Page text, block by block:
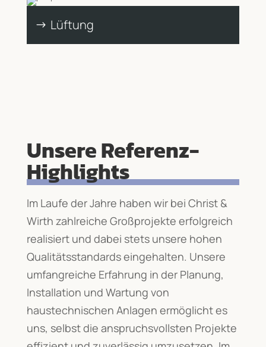
Lüftung
Unsere Referenz-
Highlights
Im Laufe der Jahre haben wir bei Christ &
Wirth zahlreiche Großprojekte erfolgreich
realisiert und dabei stets unsere hohen
Qualitätsstandards eingehalten. Unsere
umfangreiche Erfahrung in der Planung,
Installation und Wartung von
haustechnischen Anlagen ermöglicht es
uns, selbst die anspruchsvollsten Projekte